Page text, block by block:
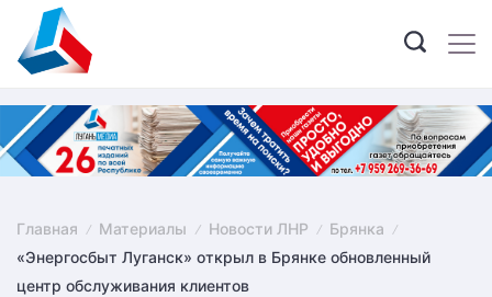
content
Главная Материалы Новости ЛНР
Брянка
«Энергосбыт Луганск» открыл в Брянке обновленный
центр обслуживания клиентов